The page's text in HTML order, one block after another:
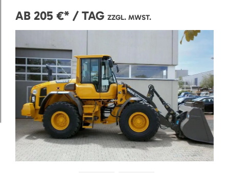
AB 205 €* / TAG ZZGL. MWST.